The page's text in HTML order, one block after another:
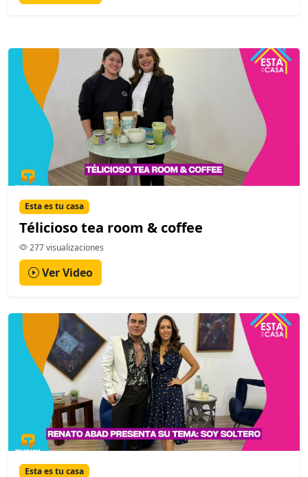
Esta es tu casa
Télicioso tea room & coffee
277 visualizaciones
Ver Video
Esta es tu casa